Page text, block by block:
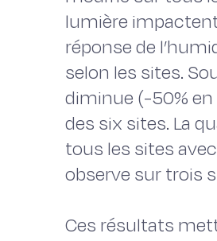
lumière impactent
réponse de
selon les sites.
diminue (-50%
des six sites. La
tous les sites
observe sur trois
Ces résultats